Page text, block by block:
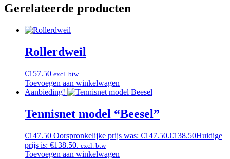
Gerelateerde producten
Rollerdweil
€157.50 excl. btw
Toevoegen aan winkelwagen
Aanbieding!
Tennisnet model “Beesel”
€147.50 Oorspronkelijke prijs was: €147.50.€138.50Huidige
prijs is: €138.50. excl. btw
Toevoegen aan winkelwagen